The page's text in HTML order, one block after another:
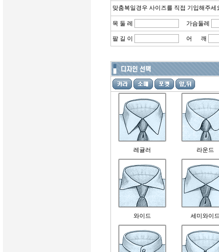
맞춤복일경우 사이즈를 직접 기입
목 둘 레 가슴둘레
팔 길 이 어 깨
레귤러 라운드
와이드 세미와이